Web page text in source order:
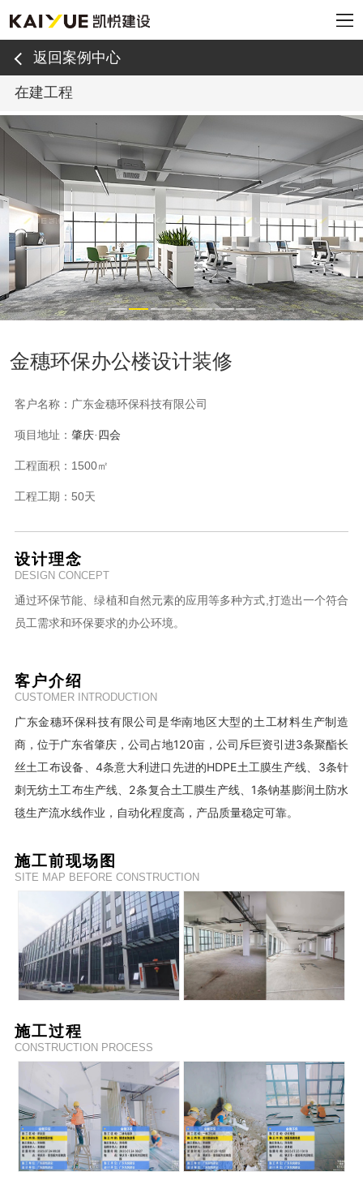
返回案例中心
在建工程
金穗环保办公楼设计装修
客户名称： 广东金穗环保科技有限公司
项目地址： 肇庆·四会
工程面积： 1500㎡
工程工期： 50天
设计理念
DESIGN CONCEPT
通过环保节能、绿植和自然元素的应用等多种方式,打造出一个符合
员工需求和环保要求的办公环境。
客户介绍
CUSTOMER INTRODUCTION
广东金穗环保科技有限公司是华南地区大型的土工材料生产制造
商，位于广东省肇庆，公司占地120亩，公司斥巨资引进3条聚酯长
丝土工布设备、4条意大利进口先进的HDPE土工膜生产线、3条针
刺无纺土工布生产线、2条复合土工膜生产线、1条钠基膨润土防水
毯生产流水线作业，自动化程度高，产品质量稳定可靠。
施工前现场图
SITE MAP BEFORE CONSTRUCTION
施工过程
CONSTRUCTION PROCESS